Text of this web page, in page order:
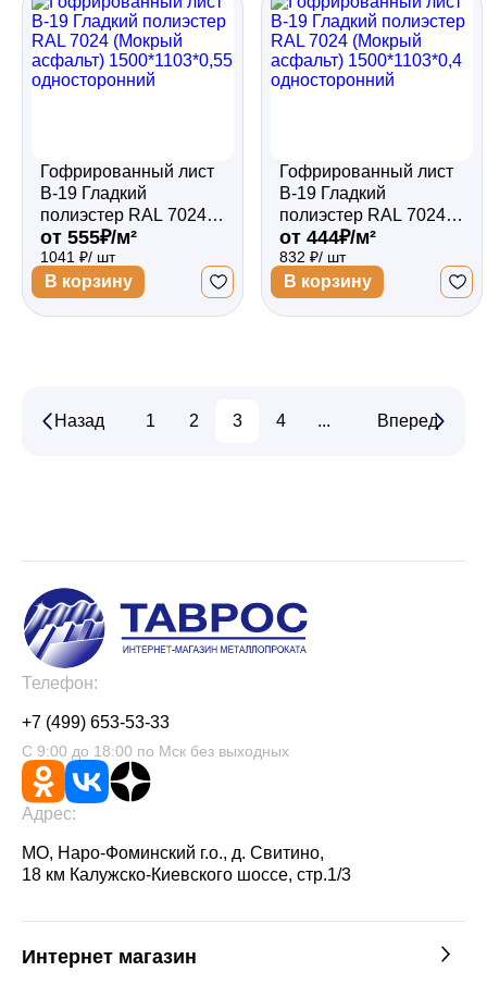
Гофрированный лист
В-19 Гладкий
полиэстер RAL 7024
(Мокрый асфальт)
1500*1103*0,55
односторонний
от 555₽/м²
1041 ₽/ шт
В корзину
Гофрированный лист
В-19 Гладкий
полиэстер RAL 7024
(Мокрый асфальт)
1500*1103*0,4
односторонний
от 444₽/м²
832 ₽/ шт
В корзину
Назад 1 2 3 4 ... 15
Вперед
Телефон:
+7 (499) 653-53-33
С 9:00 до 18:00 по Мск без выходных
Адрес:
МО, Наро-Фоминский г.о., д. Свитино,
18 км Калужско-Киевского шоссе, стр.1/3
Интернет магазин